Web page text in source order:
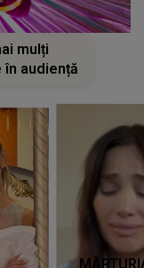
mulți
audiență